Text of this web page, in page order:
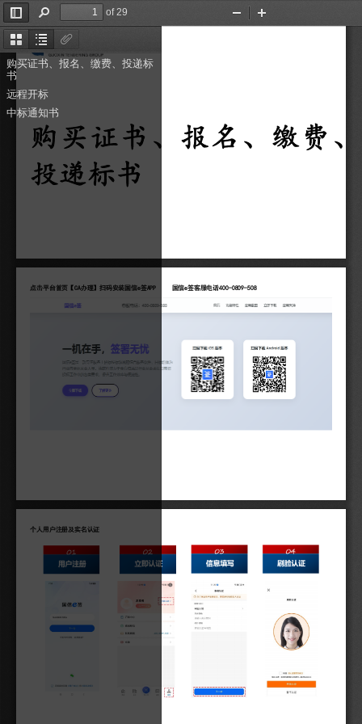
ThumbnailsDocument
Outline
购买证书、报名、缴费、投递标
书
远程开标
中标通知书
Toggle
Sidebar
Find
of 29
Zoom
购买证书、报名、缴费、
投递标书
点击平台首页【CA办理】扫码安装国信e签APP 国信e签客服电话400-0809-508
个人用户注册及实名认证